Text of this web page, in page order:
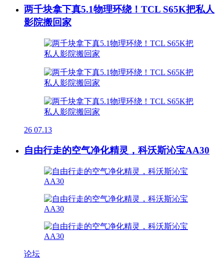
两千块拿下真5.1物理环绕！TCL S65K把私人
影院搬回家
26 07.13
自由行走的空气净化精灵，科沃斯沁宝AA30
论坛